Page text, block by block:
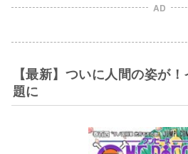
AD
【最新】ついに人間の姿が
題に